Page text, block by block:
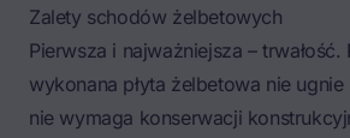
Zalety schodów żelbetowych
Pierwsza i najważniejsza – trwałość.
wykonana płyta żelbetowa nie
nie wymaga konserwacji